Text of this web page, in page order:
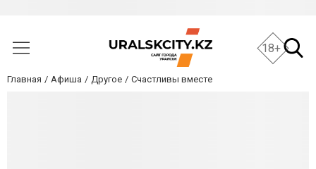
18+
Главная Афиша Другое Счастливы вместе